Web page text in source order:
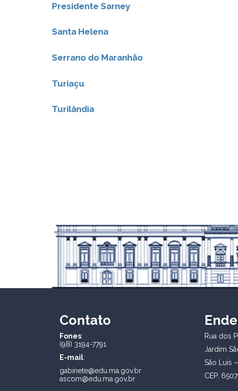
Presidente Sarney
Santa Helena
Serrano do Maranhão
Turiaçu
Turilândia
Contato
Fones:
(98) 3194-7791
E-mail:
gabinete@edu.ma.gov.br
ascom@edu.ma.gov.br
Rua dos
Jardim
São Luís
CEP: